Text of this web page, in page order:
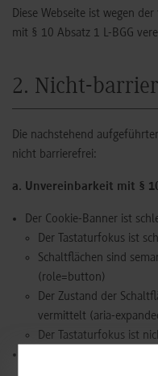
Diese Webseite ist wegen
mit § 10 Absatz 1 L-BGG
2. Nicht-
Die nachstehend
nicht barrierefrei:
a. Unvereinbarkeit mit §
Der Cookie-Banner ist
Der Tastaturfokus ist
Schaltflächen sind
(role=button)
Der Zustand der
vermittelt (aria-
Der Tastaturfokus ist